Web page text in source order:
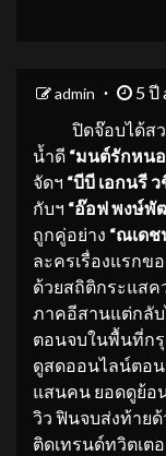
admin 5 ปี
ปิดจ๊อบได้สวย
น้ำดี “มนต์รักหน
จัดฯ “บีบี เอกนรี
กับฯ “อ๊อฟ พงษ์
ถูกคู่อย่าง “ณเดช
ละครเรื่องแรกข
ด้วยสถิติกระแสค
ภาคอีสานแต่กลับ
ตอนจบในพื้นที่กรุ
ดูสดออนไลน์ตอน
แสนคน ยอดดูย้อ
วิว ฟินจบส่งท้ายด้
ติดเทรนด์ทวิตเ